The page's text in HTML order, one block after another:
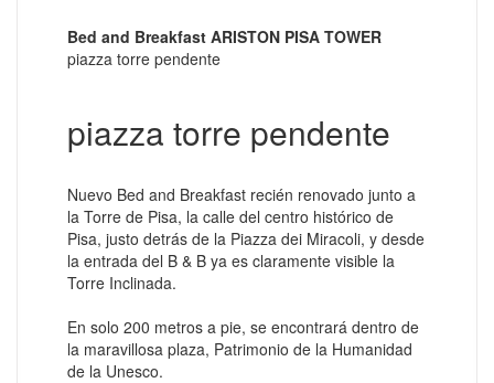
Bed and Breakfast ARISTON PISA TOWER
piazza torre pendente
piazza torre pendente
Nuevo Bed and Breakfast recién renovado junto a
la Torre de Pisa, la calle del centro histórico de
Pisa, justo detrás de la Piazza dei Miracoli, y desde
la entrada del B & B ya es claramente visible la
Torre Inclinada.
En solo 200 metros a pie, se encontrará dentro de
la maravillosa plaza, Patrimonio de la Humanidad
de la Unesco.